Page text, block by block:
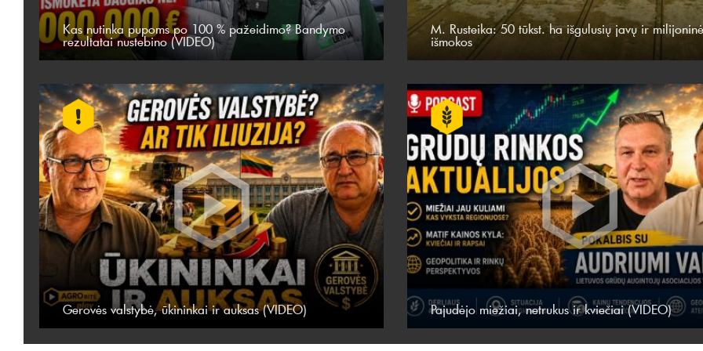
Kas nutinka pupoms po 100 % pažeidimo? Bandymo
rezultatai nustebino (VIDEO)
M. Rusteika: 50 tūkst. ha išgulusių javų ir
išmokos
Gerovės valstybė, ūkininkai ir auksas (VIDEO) Pajudėjo miežiai, netrukus ir kviečiai (VIDEO)